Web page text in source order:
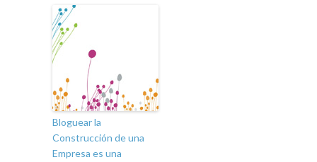
Bloguear la
Construcción de una
Empresa es una